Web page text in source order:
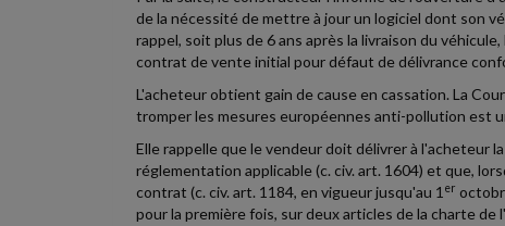
de la nécessité de mettre à jour un logiciel dont son
rappel, soit plus de 6 ans après la livraison du
contrat de vente initial pour défaut de délivrance
L'acheteur obtient gain de cause en cassation. La
tromper les mesures européennes anti-pollution est
Elle rappelle que le vendeur doit délivrer à l'acheteur
réglementation applicable (c. civ. art. 1604) et que,
contrat (c. civ. art. 1184, en vigueur jusqu'au 1 er
pour la première fois, sur deux articles de la charte